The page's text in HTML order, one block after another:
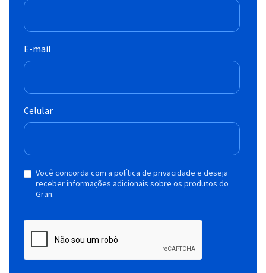
E-mail
Celular
Você concorda com a política de privacidade e deseja
receber informações adicionais sobre os produtos do
Gran.